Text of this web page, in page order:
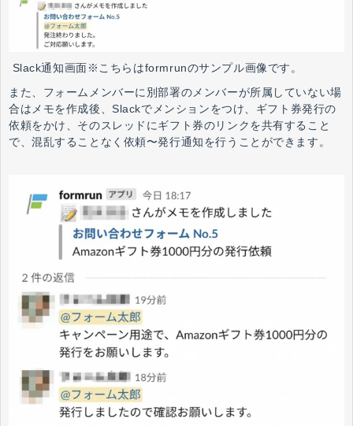
Slack通知画面※こちらはformrunのサンプル画像です。
また、フォームメンバーに別部署のメンバーが所属していない場
合はメモを作成後、Slackでメンションをつけ、ギフト券発行の
依頼をかけ、そのスレッドにギフト券のリンクを共有すること
で、混乱することなく依頼〜発行通知を行うことができます。